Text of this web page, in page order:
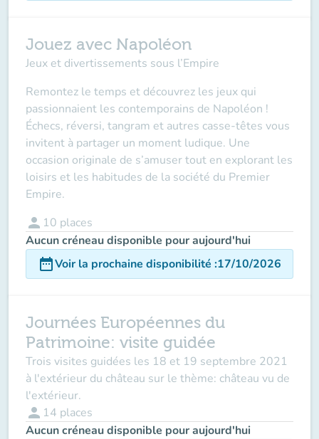
Jouez avec Napoléon
Jeux et divertissements sous l’Empire
Remontez le temps et découvrez les jeux qui
passionnaient les contemporains de Napoléon !
Échecs, réversi, tangram et autres casse-têtes vous
invitent à partager un moment ludique. Une
occasion originale de s’amuser tout en explorant les
loisirs et les habitudes de la société du Premier
Empire.
person 10 places
Aucun créneau disponible pour aujourd'hui
date_rangeVoir la prochaine disponibilité :17/10/2026
Journées Européennes du
Patrimoine: visite guidée
Trois visites guidées les 18 et 19 septembre 2021
à l'extérieur du château sur le thème: château vu de
l'extérieur.
person 14 places
Aucun créneau disponible pour aujourd'hui